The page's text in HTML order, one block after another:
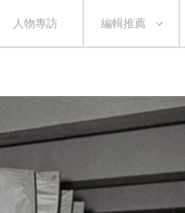
人物專訪 編輯推薦